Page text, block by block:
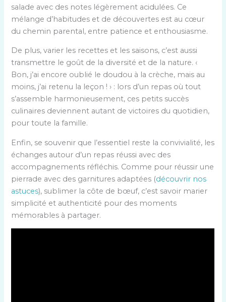
salade avec des notes légèrement acidulées. Ce
mélange d’habitudes et de découvertes est au cœur
du chemin parental, entre patience et enthousiasme.
De plus, varier les recettes et les saisons, c’est aussi
transmettre le goût de la diversité et de la nature. ‹
Bon, j’ai encore oublié le doudou à la crèche, mais au
moins, j’ai retenu la leçon ! › : lors d’un repas où tout
s’assemble harmonieusement, ces petits succès
culinaires deviennent autant de victoires du quotidien,
pour toute la famille.
Enfin, se souvenir que l’essentiel reste la convivialité, les
échanges autour d’un repas réussi avec des
accompagnements réfléchis. Comme pour réussir une
pierrade avec des garnitures adaptées (découvrir nos
astuces), sublimer la côte de bœuf, c’est savoir marier
simplicité et authenticité pour des moments
mémorables à partager.